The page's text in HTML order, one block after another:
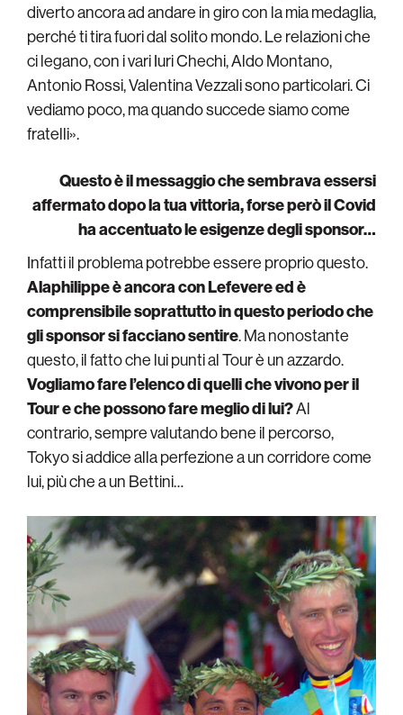
diverto ancora ad andare in giro con la mia medaglia,
perché ti tira fuori dal solito mondo. Le relazioni che
ci legano, con i vari Iuri Chechi, Aldo Montano,
Antonio Rossi, Valentina Vezzali sono particolari. Ci
vediamo poco, ma quando succede siamo come
fratelli».
Questo è il messaggio che sembrava essersi
affermato dopo la tua vittoria, forse però il Covid
ha accentuato le esigenze degli sponsor…
Infatti il problema potrebbe essere proprio questo.
Alaphilippe è ancora con Lefevere ed è
comprensibile soprattutto in questo periodo che
gli sponsor si facciano sentire. Ma nonostante
questo, il fatto che lui punti al Tour è un azzardo.
Vogliamo fare l’elenco di quelli che vivono per il
Tour e che possono fare meglio di lui?Al
contrario, sempre valutando bene il percorso,
Tokyo si addice alla perfezione a un corridore come
lui, più che a un Bettini…